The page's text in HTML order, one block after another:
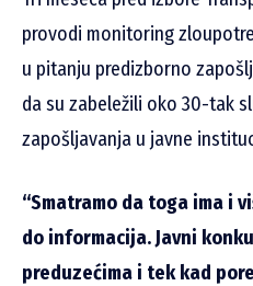
provodi monitoring
u pitanju predizborno
da su zabeležili oko 30-tak
zapošljavanja u javne
“Smatramo da toga ima i
do informacija. Javni
preduzećima i tek kad